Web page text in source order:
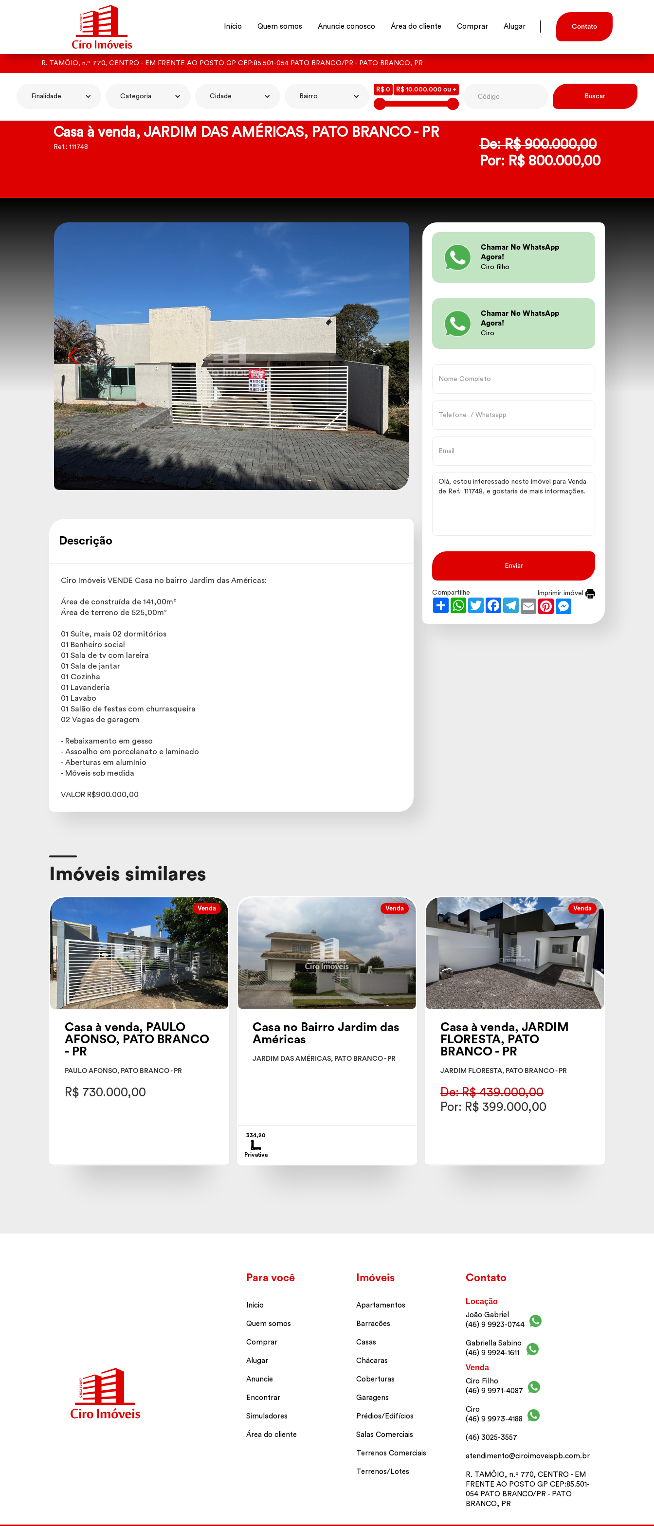
Início Quem somos Anuncie conosco Área do cliente Comprar Alugar Contato
R. TAMÔIO, n.º 770, CENTRO - EM FRENTE AO POSTO GP CEP:85.501-054 PATO BRANCO/PR - PATO BRANCO, PR
Finalidade Categoria Cidade Bairro
R$ 0 R$ 10.000.000 ou +
Casa à venda, JARDIM DAS AMÉRICAS, PATO BRANCO - PR
Ref.: 111748
De: R$ 900.000,00
Por: R$ 800.000,00
Descrição
Ciro Imóveis VENDE Casa no bairro Jardim das Américas:
Área de construída de 141,00m²
Área de terreno de 525,00m²
01 Suíte, mais 02 dormitórios
01 Banheiro social
01 Sala de tv com lareira
01 Sala de jantar
01 Cozinha
01 Lavanderia
01 Lavabo
01 Salão de festas com churrasqueira
02 Vagas de garagem
- Rebaixamento em gesso
- Assoalho em porcelanato e laminado
- Aberturas em alumínio
- Móveis sob medida
VALOR R$900.000,00
Chamar No WhatsApp
Agora!
Ciro filho
Chamar No WhatsApp
Agora!
Ciro
Enviar
Imprimir imóvel
Compartilhe
Share
WhatsApp
TwitterFacebookTelegram
Email Pinterest
Imóveis similares
Venda
Casa à venda, PAULO
AFONSO, PATO BRANCO
- PR
PAULO AFONSO, PATO BRANCO - PR
R$ 730.000,00
Venda
Casa no Bairro Jardim das
Américas
JARDIM DAS AMÉRICAS, PATO BRANCO - PR
334,20
Privativa
Venda
Casa à venda, JARDIM
FLORESTA, PATO
BRANCO - PR
JARDIM FLORESTA, PATO BRANCO - PR
De: R$ 439.000,00
Por: R$ 399.000,00
Para você
Inicio
Quem somos
Comprar
Alugar
Anuncie
Encontrar
Simuladores
Área do cliente
Imóveis
Apartamentos
Barracões
Casas
Chácaras
Coberturas
Garagens
Prédios/Edifícios
Salas Comerciais
Terrenos Comerciais
Terrenos/Lotes
Contato
Locação
João Gabriel
(46) 9 9923-0744
Gabriella Sabino
(46) 9 9924-1611
Venda
Ciro Filho
(46) 9 9971-4087
Ciro
(46) 9 9973-4188
(46) 3025-3557
atendimento@ciroimoveispb.com.br
R. TAMÔIO, n.º 770, CENTRO - EM
FRENTE AO POSTO GP CEP:85.501-
054 PATO BRANCO/PR - PATO
BRANCO, PR